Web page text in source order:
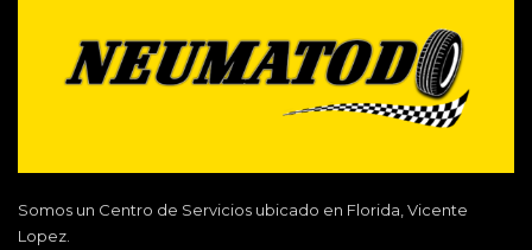
Somos un Centro de Servicios ubicado en Florida, Vicente
Lopez.